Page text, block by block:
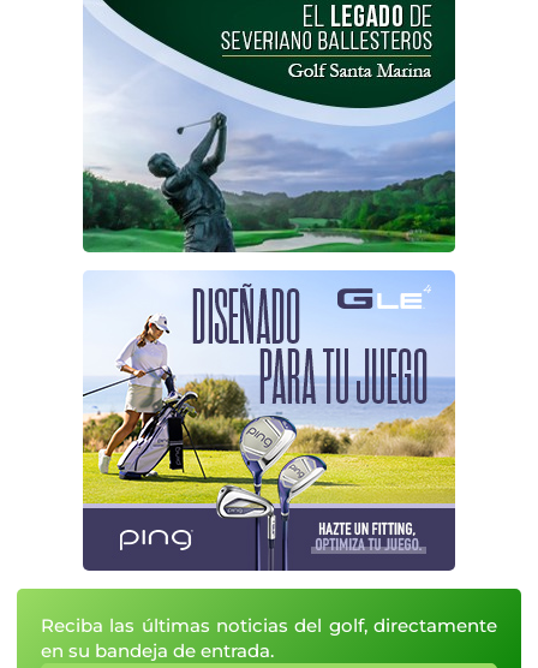
Reciba las últimas noticias del golf, directamente
en su bandeja de entrada.